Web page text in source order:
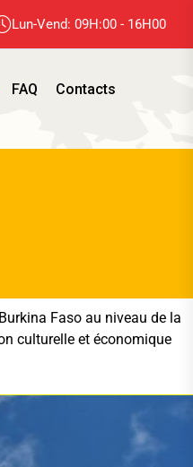
Lun-Vend: 09H:00 - 16H00
FAQ Contacts
Faso au niveau de la
culturelle et économique